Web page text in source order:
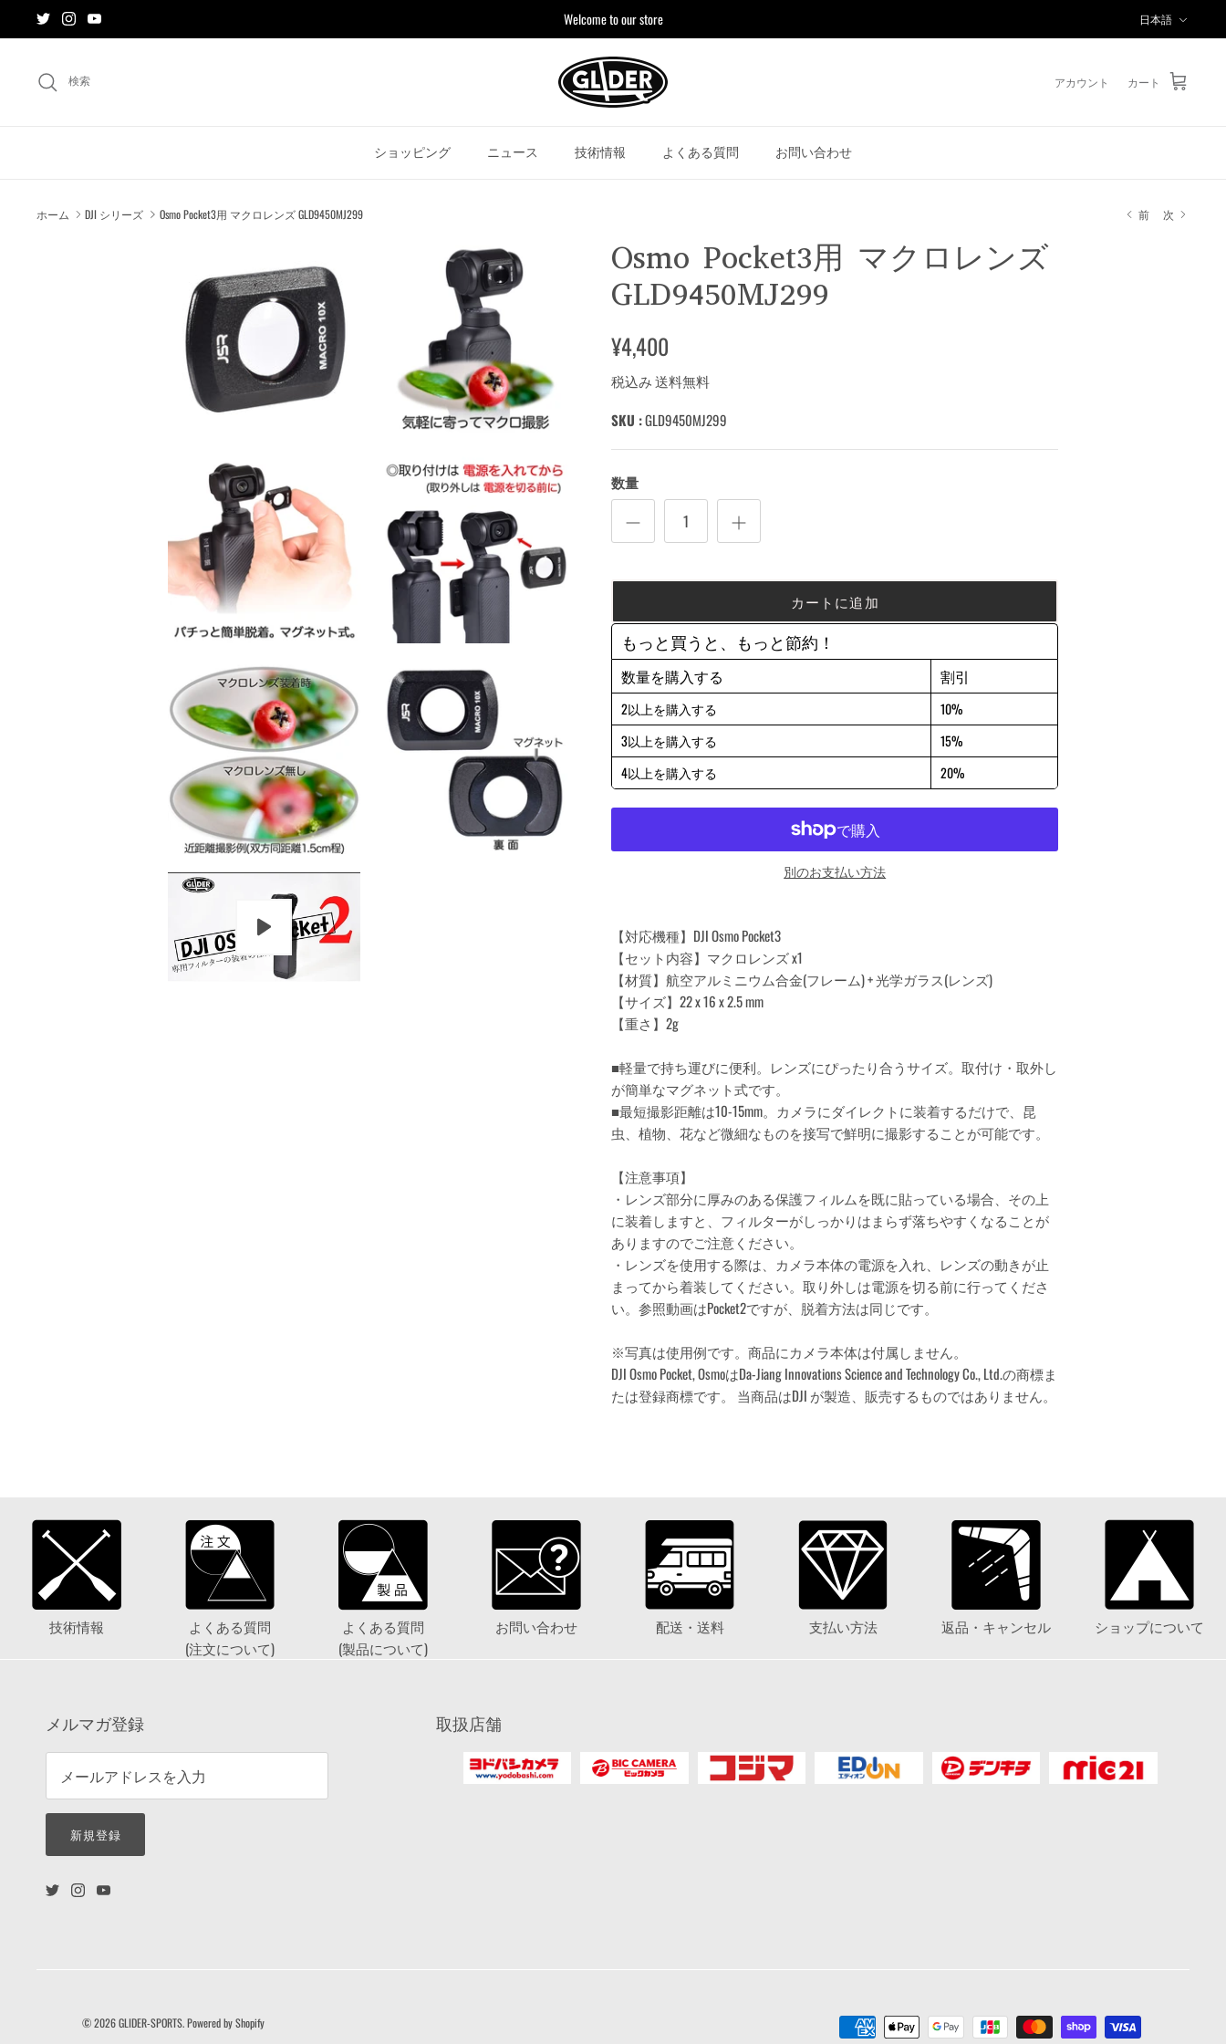
Welcome to our store
語
日本語
検索 アカウント カート
ショッピング ニュース 技術情報 よくある質問 お問い合わせ
ホーム DJI シリーズ Osmo Pocket3用 マクロレンズ GLD9450MJ299 前 次
Osmo Pocket3用 マクロレンズ
GLD9450MJ299
¥4,400
税込み 送料無料
SKU :GLD9450MJ299
数量
カートに追加
もっと買うと、もっと節約！
数量を購入する 割引
2以上を購入する
10%
3以上を購入する
15%
4以上を購入する
20%
別のお支払い方法
【対応機種】DJI Osmo Pocket3
【セット内容】マクロレンズ x1
【材質】航空アルミニウム合金(フレーム) + 光学ガラス(レンズ)
【サイズ】22 x 16 x 2.5 mm
【重さ】2g
■軽量で持ち運びに便利。レンズにぴったり合うサイズ。取付け・取外し
が簡単なマグネット式です。
■最短撮影距離は10-15mm。カメラにダイレクトに装着するだけで、昆
虫、植物、花など微細なものを接写で鮮明に撮影することが可能です。
【注意事項】
・レンズ部分に厚みのある保護フィルムを既に貼っている場合、その上
に装着しますと、フィルターがしっかりはまらず落ちやすくなることが
ありますのでご注意ください。
・レンズを使用する際は、カメラ本体の電源を入れ、レンズの動きが止
まってから着装してください。取り外しは電源を切る前に行ってくださ
い。参照動画はPocket2ですが、脱着方法は同じです。
※写真は使用例です。商品にカメラ本体は付属しません。
DJI Osmo Pocket, OsmoはDa-Jiang Innovations Science and Technology Co., Ltd.の商標ま
たは登録商標です。 当商品はDJI が製造、販売するものではありません。
技術情報
よくある質問
(注文について)
よくある質問
(製品について)
お問い合わせ 配送・送料 支払い方法 返品・キャンセル ショップについて
メルマガ登録
新規登録
取扱店舗
© 2026GLIDER-SPORTS.Powered by Shopify